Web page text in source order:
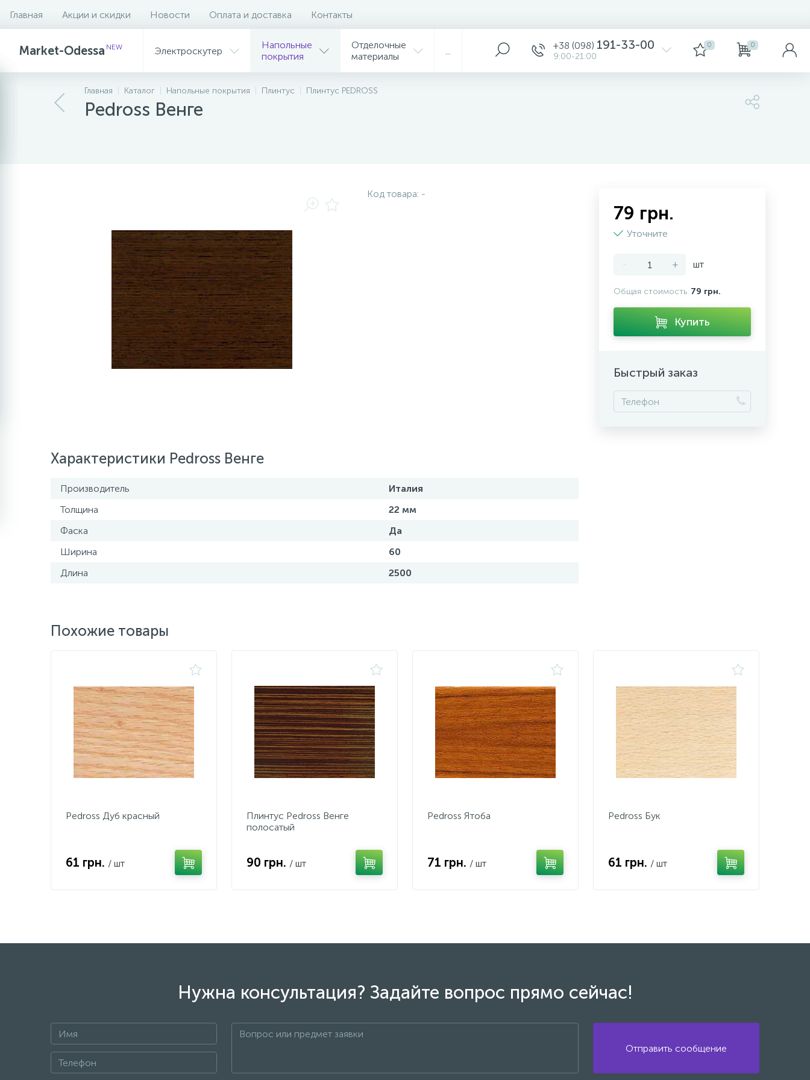
Главная Акции и скидки Новости Оплата и доставка Контакты
Market-Odessa NEW Электроскутер
Напольные
покрытия
Отделочные
материалы
+38 (098) 191-33-00
9:00-21:00
0 0
Главная Каталог Напольные покрытия Плинтус Плинтус PEDROSS
Pedross Венге
Описание Характеристики
Код товара: -
Характеристики Pedross Венге
Производитель
Италия
Толщина
22 мм
Фаска
Да
Ширина
60
Длина
2500
79 грн.
Уточните
- + шт
Общая стоимость 79 грн.
Купить
Быстрый заказ
Похожие товары
Pedross Дуб красный
61 грн. / шт
Плинтус Pedross Венге
полосатый
90 грн. / шт
Pedross Ятоба
71 грн. / шт
Pedross Бук
61 грн. / шт
Нужна консультация? Задайте вопрос прямо сейчас!
Отправить сообщение